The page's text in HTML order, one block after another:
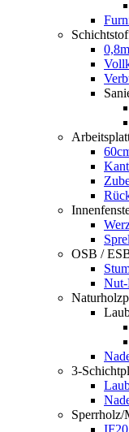
OSB /
Nut-
3-